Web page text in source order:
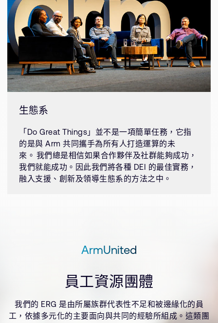
生態系
「Do Great Things」並不是一項簡單任務，它指
的是與 Arm 共同攜手為所有人打造運算的未
來。 我們總是相信如果合作夥伴及社群能夠成功，
我們就能成功。因此我們將各種 DEI 的最佳實務，
融入支援、創新及領導生態系的方法之中。
ArmUnited
員工資源團體
我們的 ERG 是由所屬族群代表性不足和被邊緣化的員
工，依據多元化的主要面向與共同的經驗所組成。這類團